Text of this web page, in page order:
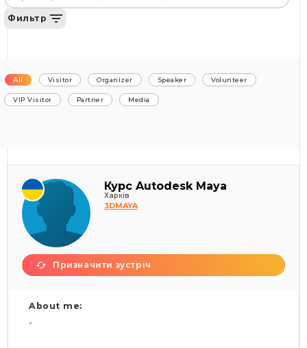
Фильтр
All Visitor Organizer Speaker Volunteer
VIP Visitor Partner Media
Курс Autodesk Maya
Харків
3DMAYA
Призначити зустріч
About me:
-